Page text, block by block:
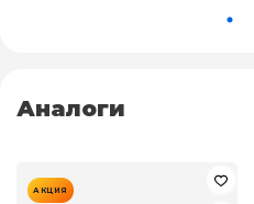
Аналоги
АКЦИЯ